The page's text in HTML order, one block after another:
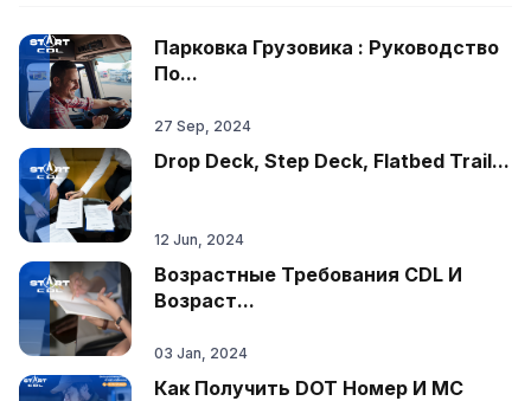
Парковка Грузовика : Руководство
По...
27 Sep, 2024
Drop Deck, Step Deck, Flatbed Trail...
12 Jun, 2024
Возрастные Требования CDL И
Возраст...
03 Jan, 2024
Как Получить DOT Номер И MC